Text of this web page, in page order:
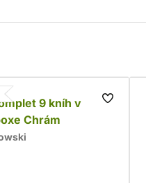
9 kníh v
Chrám